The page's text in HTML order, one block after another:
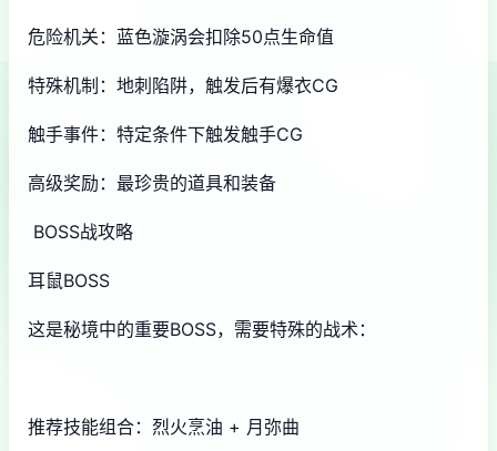
危险机关：蓝色漩涡会扣除50点生命值
特殊机制：地刺陷阱，触发后有爆衣CG
触手事件：特定条件下触发触手CG
高级奖励：最珍贵的道具和装备
BOSS战攻略
耳鼠BOSS
这是秘境中的重要BOSS，需要特殊的战术：
推荐技能组合：烈火烹油 + 月弥曲